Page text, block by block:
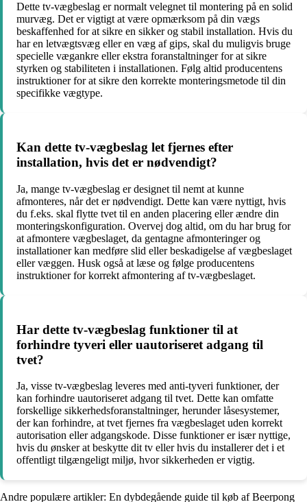
Dette tv-vægbeslag er normalt velegnet til montering på en solid
murvæg. Det er vigtigt at være opmærksom på din vægs
beskaffenhed for at sikre en sikker og stabil installation. Hvis du
har en letvægtsvæg eller en væg af gips, skal du muligvis bruge
specielle vægankre eller ekstra foranstaltninger for at sikre
styrken og stabiliteten i installationen. Følg altid producentens
instruktioner for at sikre den korrekte monteringsmetode til din
specifikke vægtype.
Kan dette tv-vægbeslag let fjernes efter
installation, hvis det er nødvendigt?
Ja, mange tv-vægbeslag er designet til nemt at kunne
afmonteres, når det er nødvendigt. Dette kan være nyttigt, hvis
du f.eks. skal flytte tvet til en anden placering eller ændre din
monteringskonfiguration. Overvej dog altid, om du har brug for
at afmontere vægbeslaget, da gentagne afmonteringer og
installationer kan medføre slid eller beskadigelse af vægbeslaget
eller væggen. Husk også at læse og følge producentens
instruktioner for korrekt afmontering af tv-vægbeslaget.
Har dette tv-vægbeslag funktioner til at
forhindre tyveri eller uautoriseret adgang til
tvet?
Ja, visse tv-vægbeslag leveres med anti-tyveri funktioner, der
kan forhindre uautoriseret adgang til tvet. Dette kan omfatte
forskellige sikkerhedsforanstaltninger, herunder låsesystemer,
der kan forhindre, at tvet fjernes fra vægbeslaget uden korrekt
autorisation eller adgangskode. Disse funktioner er især nyttige,
hvis du ønsker at beskytte dit tv eller hvis du installerer det i et
offentligt tilgængeligt miljø, hvor sikkerheden er vigtig.
Andre populære artikler: En dybdegående guide til køb af Beerpong